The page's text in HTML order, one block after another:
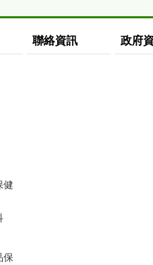
健
保
聯絡資訊 政府